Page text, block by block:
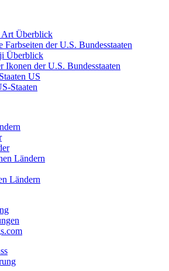
Art Überblick
Farbseiten der U.S. Bundesstaaten
Überblick
Ikonen der U.S. Bundesstaaten
US
Staaten
Ländern
Ländern